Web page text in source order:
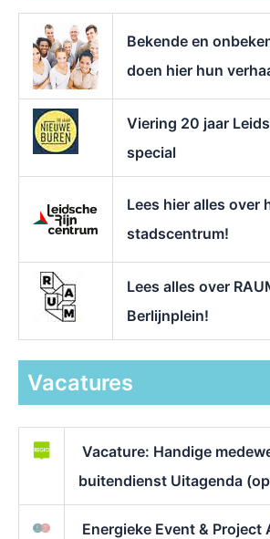
Bekende en
doen hier hun
Viering 20 jaar
special
Lees hier alles over
stadscentrum!
Lees alles over
Berlijnplein!
Vacatures
Vacature: Handige
buitendienst Uitagenda
Energieke Event & Project